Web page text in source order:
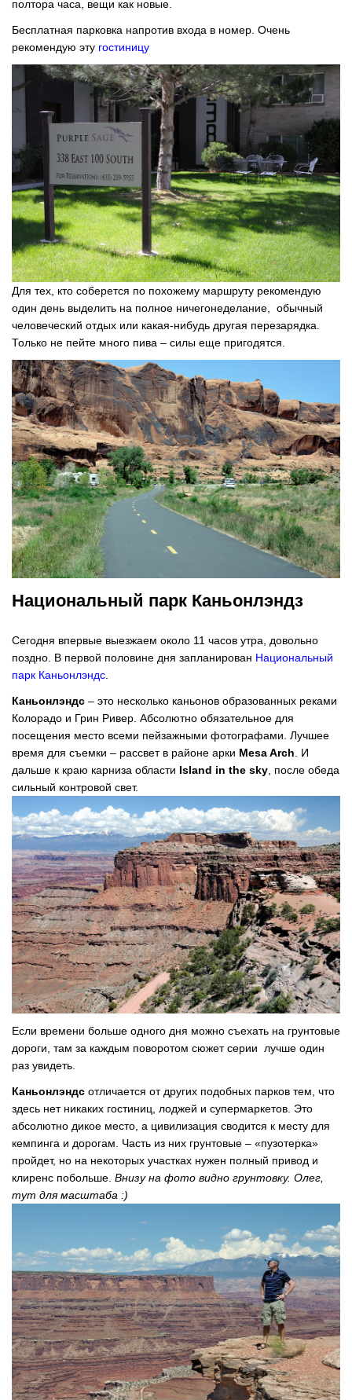
полтора часа, вещи как новые.
Бесплатная парковка напротив входа в номер. Очень
рекомендую эту гостиницу
Для тех, кто соберется по похожему маршруту рекомендую
один день выделить на полное ничегонеделание, обычный
человеческий отдых или какая-нибудь другая перезарядка.
Только не пейте много пива – силы еще пригодятся.
Национальный парк Каньонлэндз
Сегодня впервые выезжаем около 11 часов утра, довольно
поздно. В первой половине дня запланирован Национальный
парк Каньонлэндс
Каньонлэндс – это несколько каньонов образованных реками
Колорадо и Грин Ривер. Абсолютно обязательное для
посещения место всеми пейзажными фотографами. Лучшее
время для съемки – рассвет в районе арки Mesa Arch . И
дальше к краю карниза области Island in the sky , после обеда
сильный контровой свет.
Если времени больше одного дня можно съехать на грунтовые
дороги, там за каждым поворотом сюжет серии лучше один
раз увидеть.
Каньонлэндс отличается от других подобных парков тем, что
здесь нет никаких гостиниц, лоджей и супермаркетов. Это
абсолютно дикое место, а цивилизация сводится к месту для
кемпинга и дорогам. Часть из них грунтовые – «пузотерка»
пройдет, но на некоторых участках нужен полный привод и
клиренс побольше. Внизу на фото видно грунтовку. Олег,
тут для масштаба :)